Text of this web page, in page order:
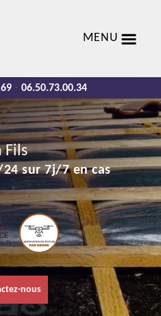
MENU
- 06.50.73.00.34
Fils
sur 7j/7 en cas
nous